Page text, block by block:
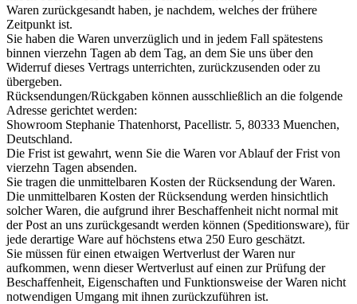
Waren zurückgesandt haben, je nachdem, welches der frühere
Zeitpunkt ist.
Sie haben die Waren unverzüglich und in jedem Fall spätestens
binnen vierzehn Tagen ab dem Tag, an dem Sie uns über den
Widerruf dieses Vertrags unterrichten, zurückzusenden oder zu
übergeben.
Rücksendungen/Rückgaben können ausschließlich an die folgende
Adresse gerichtet werden:
Showroom Stephanie Thatenhorst, Pacellistr. 5, 80333 Muenchen,
Deutschland.
Die Frist ist gewahrt, wenn Sie die Waren vor Ablauf der Frist von
vierzehn Tagen absenden.
Sie tragen die unmittelbaren Kosten der Rücksendung der Waren.
Die unmittelbaren Kosten der Rücksendung werden hinsichtlich
solcher Waren, die aufgrund ihrer Beschaffenheit nicht normal mit
der Post an uns zurückgesandt werden können (Speditionsware), für
jede derartige Ware auf höchstens etwa 250 Euro geschätzt.
Sie müssen für einen etwaigen Wertverlust der Waren nur
aufkommen, wenn dieser Wertverlust auf einen zur Prüfung der
Beschaffenheit, Eigenschaften und Funktionsweise der Waren nicht
notwendigen Umgang mit ihnen zurückzuführen ist.